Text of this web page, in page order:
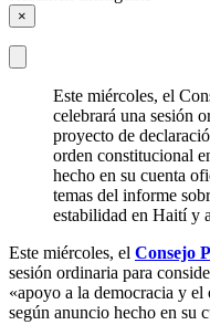
×
Este miércoles, el
celebrará una sesión
proyecto de
orden constitucional
hecho en su cuenta
temas del informe
estabilidad en Haití
Este miércoles, el Consejo
sesión ordinaria para
«apoyo a la democracia y
según anuncio hecho en su